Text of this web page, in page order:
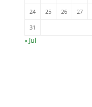
24 25 26 27
31
« Jul